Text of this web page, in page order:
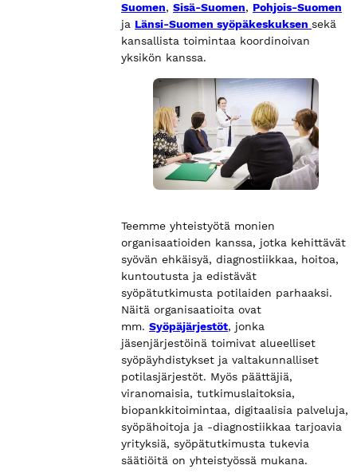
Suomen,Sisä-Suomen, Pohjois-Suomen
ja Länsi-Suomen syöpäkeskuksensekä
kansallista toimintaa koordinoivan
yksikön kanssa.
Teemme yhteistyötä monien
organisaatioiden kanssa, jotka kehittävät
syövän ehkäisyä, diagnostiikkaa, hoitoa,
kuntoutusta ja edistävät
syöpätutkimusta potilaiden parhaaksi.
Näitä organisaatioita ovat
mm.Syöpäjärjestöt, jonka
jäsenjärjestöinä toimivat alueelliset
syöpäyhdistykset ja valtakunnalliset
potilasjärjestöt. Myös päättäjiä,
viranomaisia, tutkimuslaitoksia,
biopankkitoimintaa, digitaalisia palveluja,
syöpähoitoja ja -diagnostiikkaa tarjoavia
yrityksiä, syöpätutkimusta tukevia
säätiöitä on yhteistyössä mukana.